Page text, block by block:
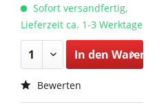
Sofort versandfertig,
Lieferzeit ca. 1-3 Werktage
In den Warenkorb
Bewerten